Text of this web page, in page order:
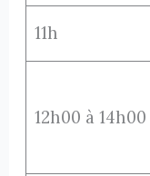
11h
12h00 à 14h00